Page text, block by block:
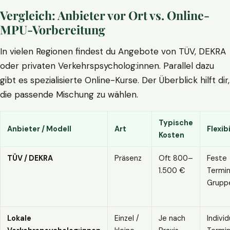
Vergleich: Anbieter vor Ort vs. Online-
MPU-Vorbereitung
In vielen Regionen findest du Angebote von TÜV, DEKRA
oder privaten Verkehrspsycholog:innen. Parallel dazu
gibt es spezialisierte Online-Kurse. Der Überblick hilft dir,
die passende Mischung zu wählen.
Anbieter / Modell Art
Typische
Kosten
TÜV / DEKRA Präsenz
Oft 800–
1.500 €
Feste
Lokale
Einzel /
Je nach